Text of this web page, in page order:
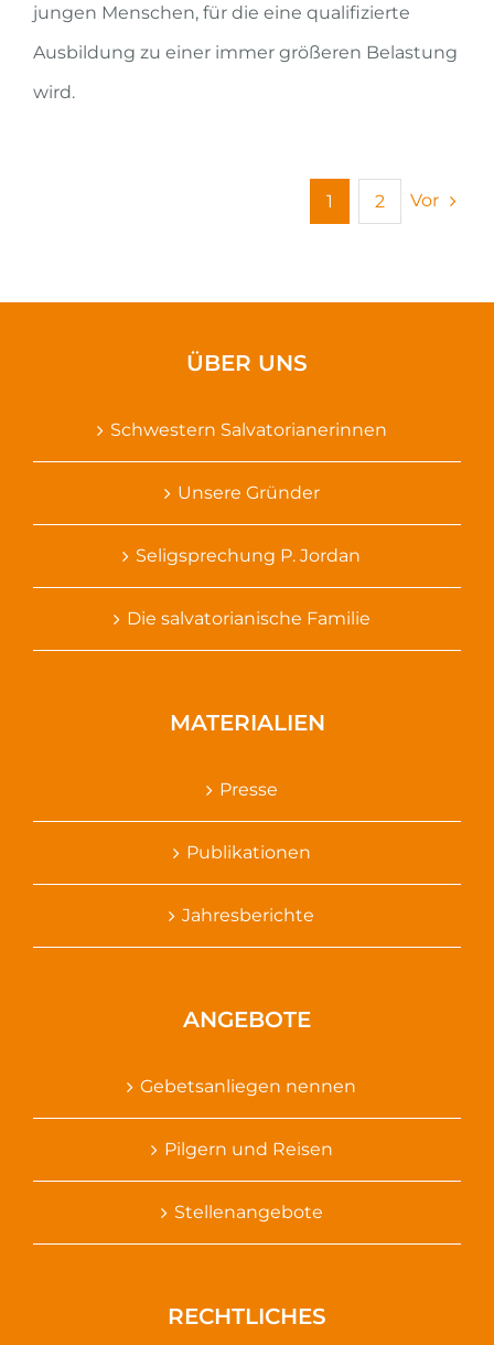
jungen Menschen, für die eine qualifizierte
Ausbildung zu einer immer größeren Belastung
wird.
1 2 Vor
ÜBER UNS
Schwestern Salvatorianerinnen
Unsere Gründer
Seligsprechung P. Jordan
Die salvatorianische Familie
MATERIALIEN
Presse
Publikationen
Jahresberichte
ANGEBOTE
Gebetsanliegen nennen
Pilgern und Reisen
Stellenangebote
RECHTLICHES